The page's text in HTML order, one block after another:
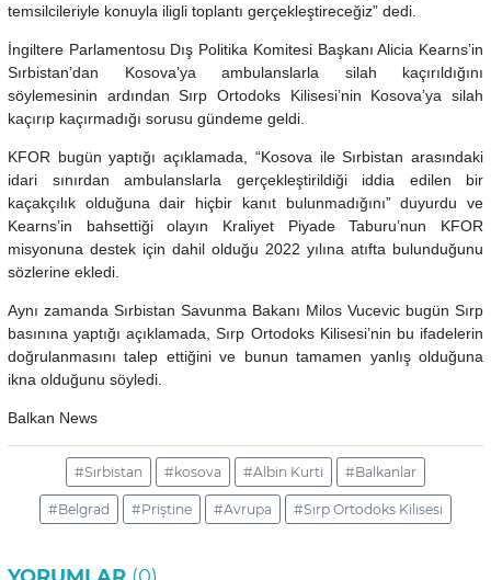
temsilcileriyle konuyla iligli toplantı gerçekleştireceğiz” dedi.
İngiltere Parlamentosu Dış Politika Komitesi Başkanı Alicia Kearns’in
Sırbistan’dan Kosova’ya ambulanslarla silah kaçırıldığını
söylemesinin ardından Sırp Ortodoks Kilisesi’nin Kosova’ya silah
kaçırıp kaçırmadığı sorusu gündeme geldi.
KFOR bugün yaptığı açıklamada, “Kosova ile Sırbistan arasındaki
idari sınırdan ambulanslarla gerçekleştirildiği iddia edilen bir
kaçakçılık olduğuna dair hiçbir kanıt bulunmadığını” duyurdu ve
Kearns’in bahsettiği olayın Kraliyet Piyade Taburu’nun KFOR
misyonuna destek için dahil olduğu 2022 yılına atıfta bulunduğunu
sözlerine ekledi.
Aynı zamanda Sırbistan Savunma Bakanı Milos Vucevic bugün Sırp
basınına yaptığı açıklamada, Sırp Ortodoks Kilisesi’nin bu ifadelerin
doğrulanmasını talep ettiğini ve bunun tamamen yanlış olduğuna
ikna olduğunu söyledi.
Balkan News
#Sırbistan #kosova #Albin Kurti #Balkanlar
#Belgrad #Priştine #Avrupa #Sırp Ortodoks Kilisesi